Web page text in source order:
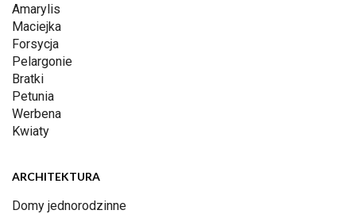
Amarylis
Maciejka
Forsycja
Pelargonie
Bratki
Petunia
Werbena
Kwiaty
ARCHITEKTURA
Domy jednorodzinne